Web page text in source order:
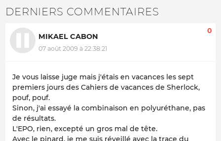
DERNIERS COMMENTAIRES
MIKAEL CABON
07 août 2009 à 22:38:21
0
Je vous laisse juge mais j'étais en vacances les sept
premiers jours des Cahiers de vacances de Sherlock,
pouf, pouf.
Sinon, j'ai essayé la combinaison en polyuréthane, pas
de résultats.
L'EPO, rien, excepté un gros mal de tête.
Avec le pinard, je me suis réveillé avec la trace du